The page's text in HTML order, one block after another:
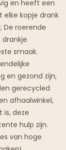
en heeft een
kopje drank
De roerende
smaak.
en gezond zijn,
gerecycled
afhaalwinkel,
deze
hulp zijn.
van hoge